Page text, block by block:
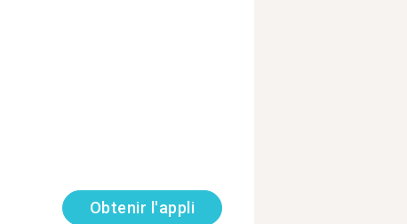
Obtenir l'appli